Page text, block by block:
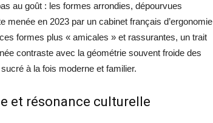
au goût : les formes arrondies, dépourvues
menée en 2023 par un cabinet français d’ergonomie
formes plus « amicales » et rassurantes, un trait
contraste avec la géométrie souvent froide des
à la fois moderne et familier.
et résonance culturelle